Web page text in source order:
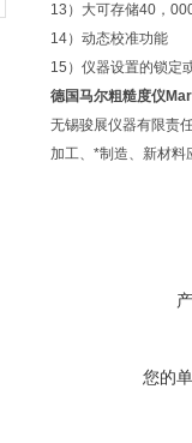
13）大可存储40，
14）动态校准功能
15）仪器设置的锁定
德国马尔粗糙度仪
无锡骏展仪器有限责
加工、*制造、新材料
您的